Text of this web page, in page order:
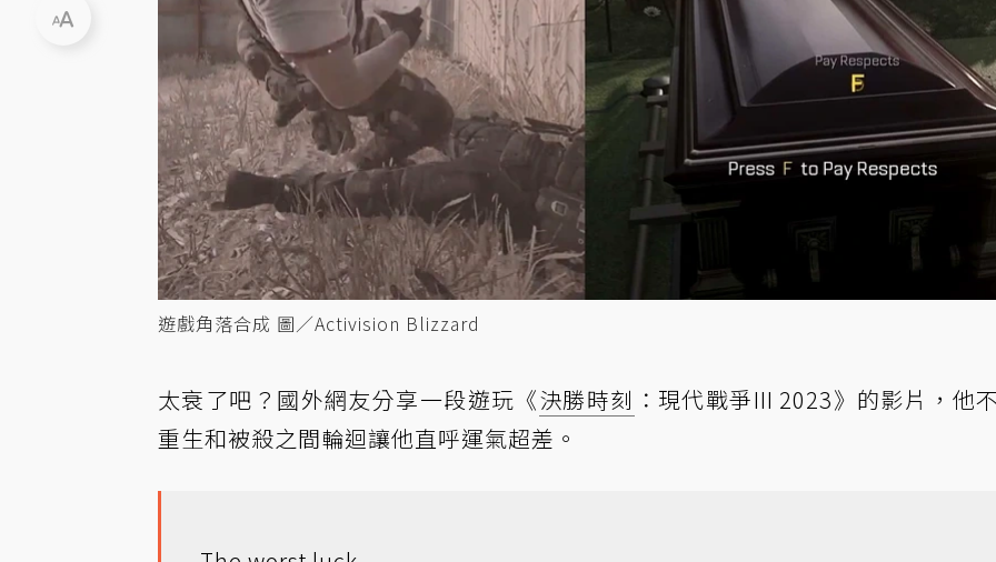
遊戲角落合成 圖／Activision Blizzard
太衰了吧？國外網友分享一段遊玩《決勝時刻 ：現代戰爭III 2023》的影片，他
重生和被殺之間輪迴讓他直呼運氣超差。